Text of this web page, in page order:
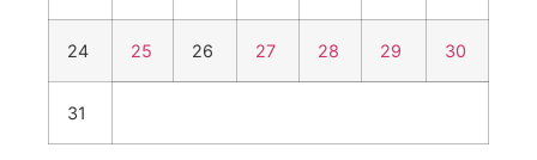
24 25 26 27 28 29 30
31